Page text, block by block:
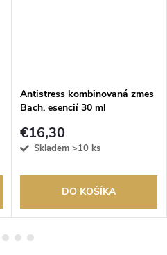
Antistress kombinovaná zmes
Bach. esencií 30 ml
€16,30
Skladem >10 ks
DO KOŠÍKA